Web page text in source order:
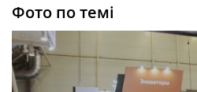
Фото по темі